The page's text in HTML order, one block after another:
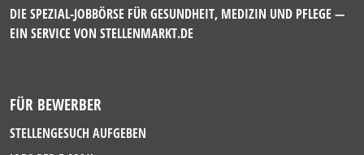
DIE SPEZIAL-JOBBÖRSE FÜR GESUNDHEIT, MEDIZIN UND PFLEGE —
EIN SERVICE VON STELLENMARKT.DE
FÜR BEWERBER
STELLENGESUCH AUFGEBEN